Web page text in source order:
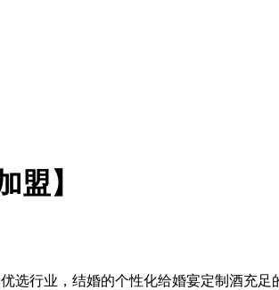
盟】
选行业，结婚的个性化给婚宴定制酒充